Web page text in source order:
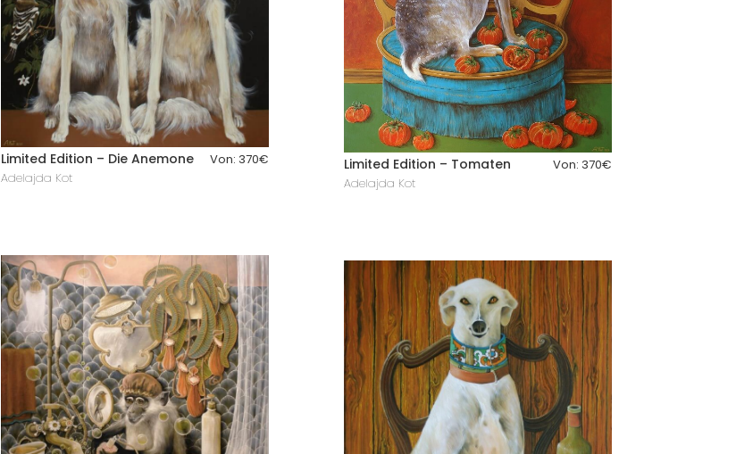
Limited Edition – Die Anemone Von: 370€
Adelajda Kot
Limited Edition – Tomaten Von: 370€
Adelajda Kot